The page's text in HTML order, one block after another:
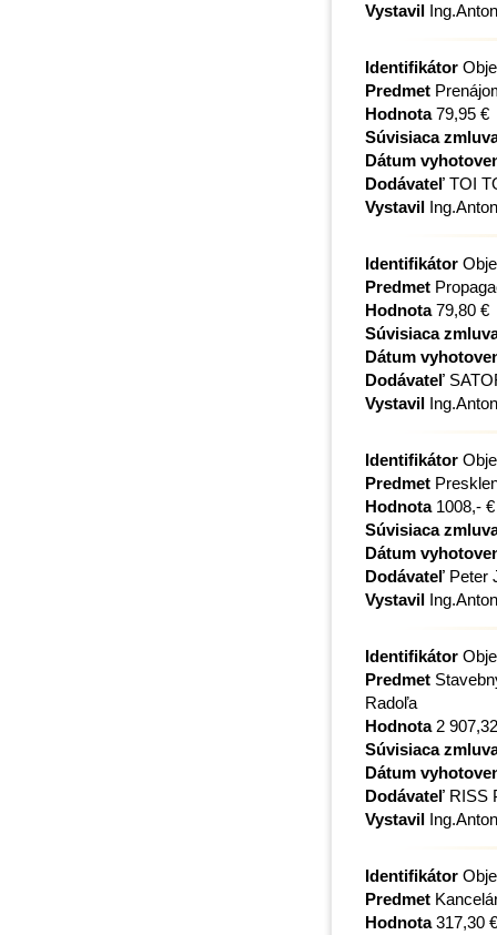
Vystavil
Identifikátor
Predmet
Hodnota79,95 €
Súvisiaca
Dátum
Dodávateľ TOI
Vystavil
Identifikátor
Predmet
Hodnota79,80 €
Súvisiaca
Dátum
Dodávateľ
Vystavil
Identifikátor
Predmet
Hodnota1008,- €
Súvisiaca
Dátum
Dodávateľ Peter
Vystavil
Identifikátor
Predmet
Radoľa
Hodnota2
Súvisiaca
Dátum
Dodávateľ RISS
Vystavil
Identifikátor
Predmet
Hodnota317,30 €